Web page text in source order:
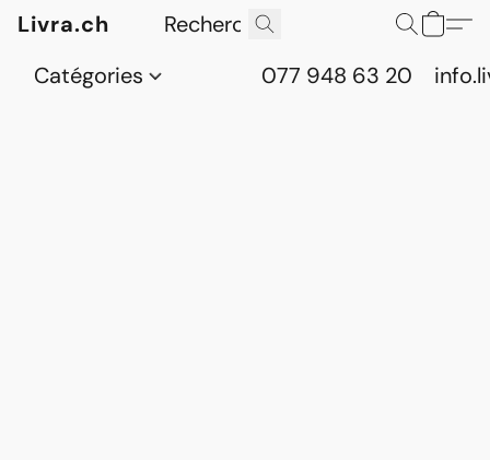
Livra.ch
Catégories
077 948 63 20